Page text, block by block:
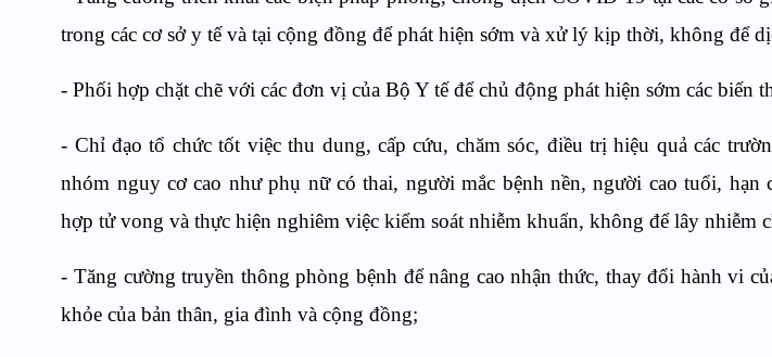
trong các cơ sở y tế và tại cộng đồng để phát hiện sớm và xử lý kịp thời, không để
- Phối hợp chặt chẽ với các đơn vị của Bộ Y tế để chủ động phát hiện sớm các biến
- Chỉ đạo tổ chức tốt việc thu dung, cấp cứu, chăm sóc, điều trị hiệu quả các
nhóm nguy cơ cao như phụ nữ có thai, người mắc bệnh nền, người cao tuổi, hạn
hợp tử vong và thực hiện nghiêm việc kiểm soát nhiễm khuẩn, không để lây nhiễm
- Tăng cường truyền thông phòng bệnh để nâng cao nhận thức, thay đổi hành vi
khỏe của bản thân, gia đình và cộng đồng;